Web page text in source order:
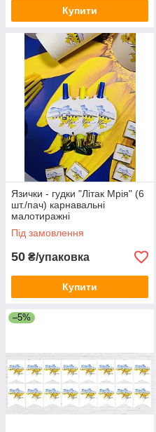
Купити
Язички - гудки "Літак Мрія" (6
шт./пач) карнавальні
малотиражні
Під замовлення
50 ₴/упаковка
Купити
–5%